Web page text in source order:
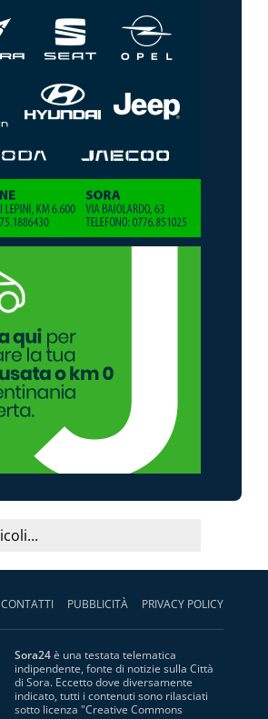
CONTATTI PUBBLICITÀ PRIVACY POLICY
Sora24è una testata telematica
indipendente, fonte di notizie sulla Città
di Sora. Eccetto dove diversamente
indicato, tutti i contenuti sono rilasciati
sotto licenza "Creative Commons